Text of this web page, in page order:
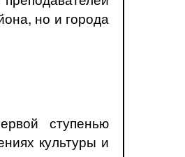
но и города
ступенью
культуры и